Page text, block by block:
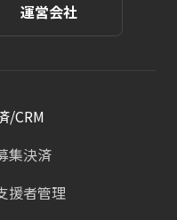
運営会社
/CRM
集決済
援者管理